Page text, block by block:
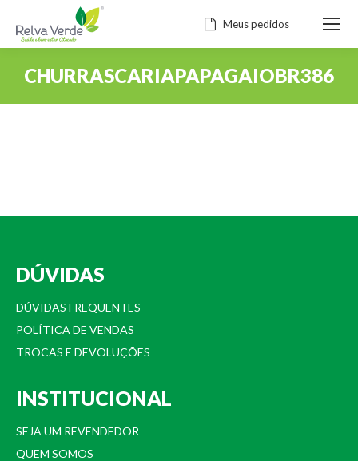
Meus pedidos
CHURRASCARIAPAPAGAIOBR386
DÚVIDAS
DÚVIDAS FREQUENTES
POLÍTICA DE VENDAS
TROCAS E DEVOLUÇÕES
INSTITUCIONAL
SEJA UM REVENDEDOR
QUEM SOMOS